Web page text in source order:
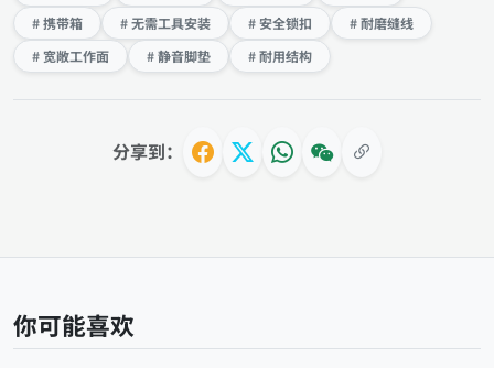
# 携带箱
# 无需工具安装 # 安全锁扣
# 耐磨缝线
# 宽敞工作面
# 静音脚垫 # 耐用结构
分享到：
你可能喜欢